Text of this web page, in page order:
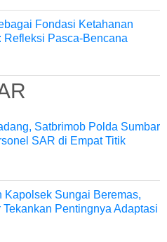
Fondasi Ketahanan
Refleksi Pasca-Bencana
Satbrimob Polda Sumbar
SAR di Empat Titik
Kapolsek Sungai Beremas,
Pentingnya Adaptasi